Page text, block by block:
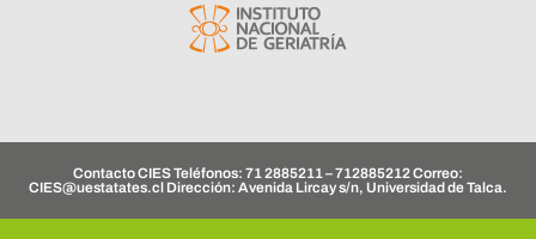
Contacto CIES Teléfonos: 71 2885211 – 712885212 Correo:
CIES@uestatates.cl Dirección: Avenida Lircay s/n, Universidad de Talca.